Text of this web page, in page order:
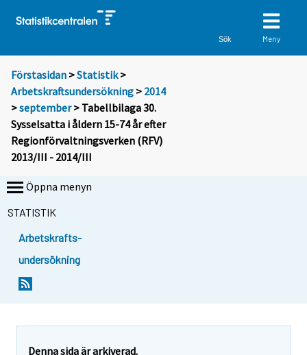
Sök Meny
Förstasidan >Statistik >
Arbetskraftsundersökning > 2014
>september> Tabellbilaga 30.
Sysselsatta i åldern 15-74 år efter
Regionförvaltningsverken (RFV)
2013/III - 2014/III
Öppna menyn
STATISTIK
Arbetskrafts-
undersökning
Denna sida är arkiverad.